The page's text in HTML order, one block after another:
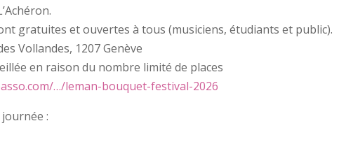
gratuites et ouvertes à tous (musiciens, étudiants et public).
Vollandes, 1207 Genève
en raison du nombre limité de places
…/leman-bouquet-festival-2026
: